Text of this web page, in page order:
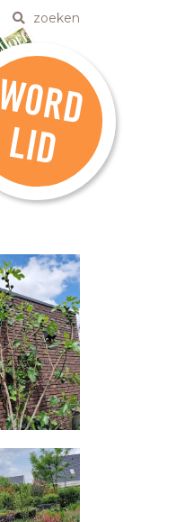
zoeken
W
O
R
D
L
ID